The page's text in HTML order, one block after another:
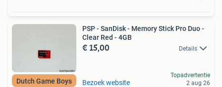
Dutch Game Boys
PSP - SanDisk - Memory Stick Pro Duo -
Clear Red - 4GB
€ 15,00 Details
Bezoek website
Topadvertentie
2 aug 26